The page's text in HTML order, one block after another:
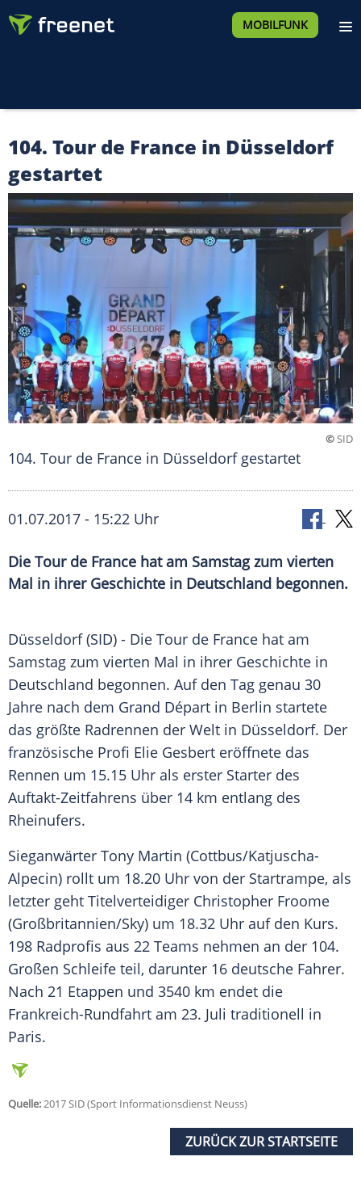
MOBILFUNK
104. Tour de France in Düsseldorf
gestartet
©SID
104. Tour de France in Düsseldorf gestartet
01.07.2017 - 15:22 Uhr
Die Tour de France hat am Samstag zum vierten
Mal in ihrer Geschichte in Deutschland begonnen.
Düsseldorf(SID) - Die Tour de France hat am
Samstag zum vierten Mal in ihrer Geschichte in
Deutschland begonnen. Auf den Tag genau 30
Jahre nach dem Grand Départ in Berlin startete
das größte Radrennen der Welt in Düsseldorf. Der
französische Profi Elie Gesbert eröffnete das
Rennen um 15.15 Uhr als erster Starter des
Auftakt-Zeitfahrens über 14 km entlang des
Rheinufers.
Sieganwärter Tony Martin (Cottbus/Katjuscha-
Alpecin) rollt um 18.20 Uhr von der Startrampe, als
letzter geht Titelverteidiger Christopher Froome
(Großbritannien/Sky) um 18.32 Uhr auf den Kurs.
198 Radprofis aus 22 Teams nehmen an der 104.
Großen Schleife teil, darunter 16 deutsche Fahrer.
Nach 21 Etappen und 3540 km endet die
Frankreich-Rundfahrt am 23. Juli traditionell in
Paris.
Quelle:2017 SID (Sport Informationsdienst Neuss)
ZURÜCK ZUR STARTSEITE